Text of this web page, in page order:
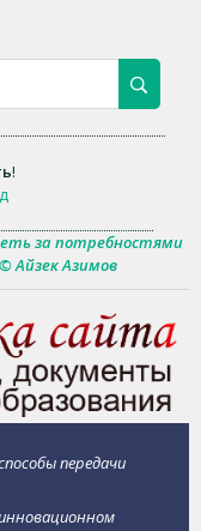
!
за потребностями
Айзек Азимов
передачи